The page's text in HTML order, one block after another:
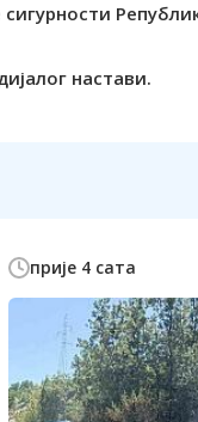
настави.
прије 4 сата